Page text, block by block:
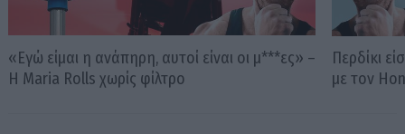
«Εγώ είμαι η ανάπηρη, αυτοί είναι οι μ***ες» –
Η Maria Rolls χωρίς φίλτρο
Περδίκι
με τον